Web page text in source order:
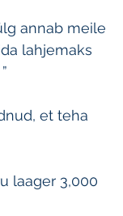
annab meile
lahjemaks
et teha
laager 3,000